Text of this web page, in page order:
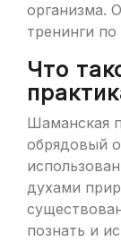
организма.
тренинги
Что
Шаманская
обрядовый
духами
познать и